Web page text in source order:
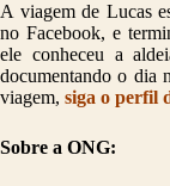
A viagem de Lucas
no Facebook, e
ele conheceu a
documentando o dia
viagem, siga o perfil
Sobre a ONG: